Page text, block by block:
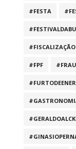
#FESTA
#FISCALIZAÇÃO
#FPF